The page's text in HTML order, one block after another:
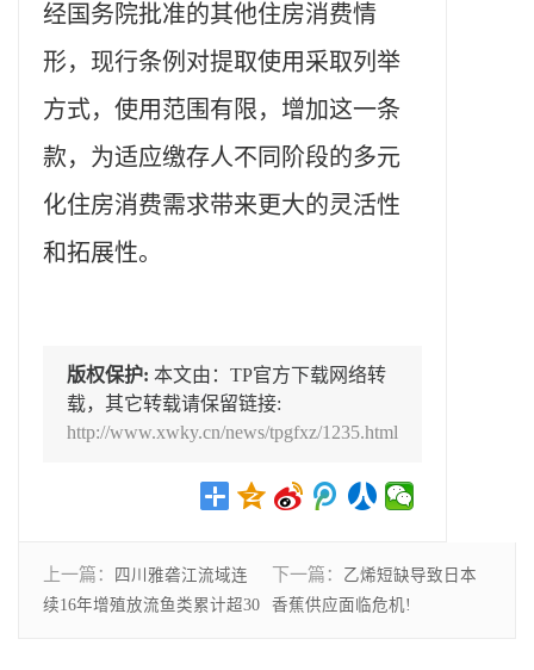
经国务院批准的其他住房消费情
形，现行条例对提取使用采取列举
方式，使用范围有限，增加这一条
款，为适应缴存人不同阶段的多元
化住房消费需求带来更大的灵活性
和拓展性。
版权保护: 本文由：TP官方下载网络转
载，其它转载请保留链接:
http://www.xwky.cn/news/tpgfxz/1235.html
上一篇：
四川雅砻江流域连
续16年增殖放流鱼类累计超30
下一篇：
乙烯短缺导致日本
香蕉供应面临危机!